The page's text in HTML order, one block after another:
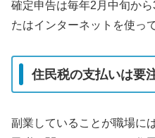
確定申告は毎年2月中旬か
たはインターネットを使っ
住民税の支払いは要
副業していることが職場に